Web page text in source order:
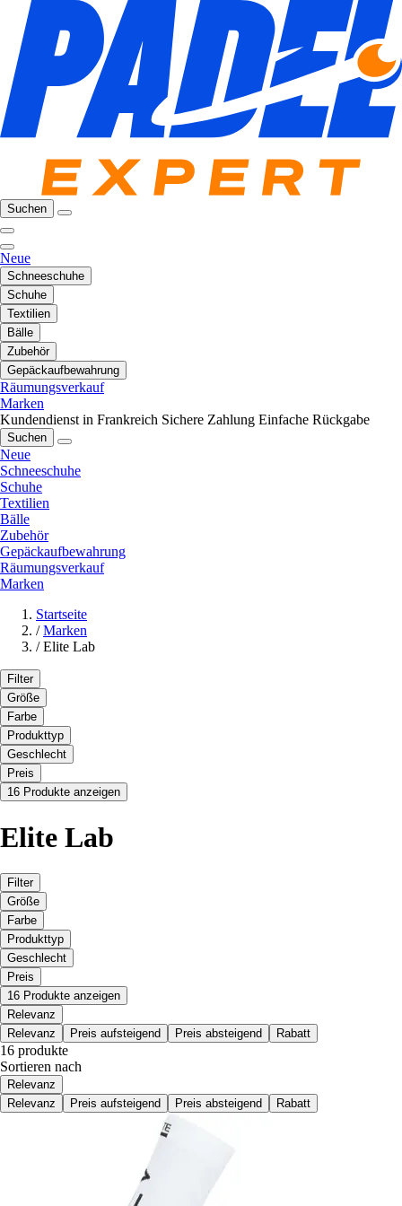
Suchen
Neue
Schneeschuhe
Schuhe
Textilien
Bälle
Zubehör
Gepäckaufbewahrung
Räumungsverkauf
Marken
Kundendienst in Frankreich Sichere Zahlung Einfache Rückgabe
Suchen
Neue
Schneeschuhe
Schuhe
Textilien
Bälle
Zubehör
Gepäckaufbewahrung
Räumungsverkauf
Marken
Startseite
/ Marken
/ Elite Lab
Filter
Größe
Farbe
Produkttyp
Geschlecht
Preis
16 Produkte anzeigen
Elite Lab
Filter
Größe
Farbe
Produkttyp
Geschlecht
Preis
16 Produkte anzeigen
Relevanz
Relevanz
Preis aufsteigend Preis absteigend Rabatt
16 produkte
Sortieren nach
Relevanz
Relevanz
Preis aufsteigend Preis absteigend Rabatt